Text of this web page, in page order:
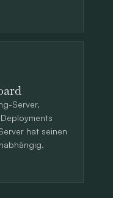
Server,
hat seinen